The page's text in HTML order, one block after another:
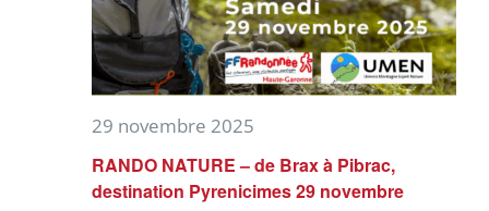
RANDO NATURE – de Brax à Pibrac,
destination Pyrenicimes 29 novembre
29 novembre 2025